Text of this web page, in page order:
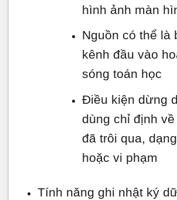
hình ảnh màn
Nguồn có thể là
kênh đầu vào
sóng toán học
Điều kiện dừng
dùng chỉ định
đã trôi qua,
hoặc vi phạm
Tính năng ghi nhật ký